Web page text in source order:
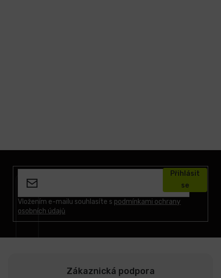
Vložením e-mailu souhlasíte s podmínkami ochrany
osobních údajů
Přihlásit
se
Zákaznická podpora